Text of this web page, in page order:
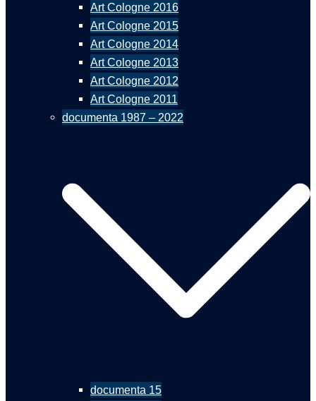
Art Cologne 2016
Art Cologne 2015
Art Cologne 2014
Art Cologne 2013
Art Cologne 2012
Art Cologne 2011
documenta 1987 – 2022
documenta 15